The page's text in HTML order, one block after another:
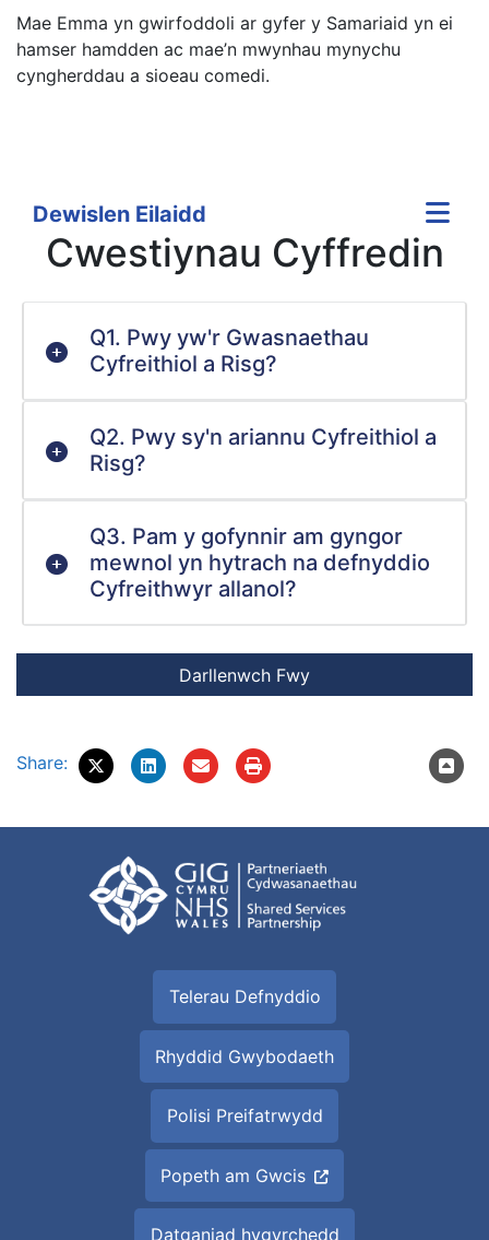
Mae Emma yn gwirfoddoli ar gyfer y Samariaid yn ei
hamser hamdden ac mae’n mwynhau mynychu
cyngherddau a sioeau comedi.
Dewislen Eilaidd
Cwestiynau Cyffredin
Q1. Pwy yw'r Gwasnaethau
Cyfreithiol a Risg?
Q2. Pwy sy'n ariannu Cyfreithiol a
Risg?
Q3. Pam y gofynnir am gyngor
mewnol yn hytrach na defnyddio
Cyfreithwyr allanol?
Share:
Telerau Defnyddio
Rhyddid Gwybodaeth
Polisi Preifatrwydd
Popeth am Gwcis
Datganiad hygyrchedd